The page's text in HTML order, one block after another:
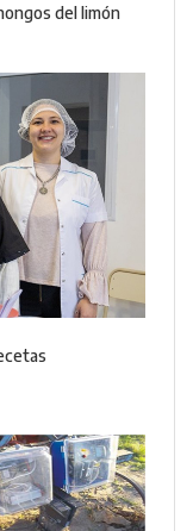
del limón